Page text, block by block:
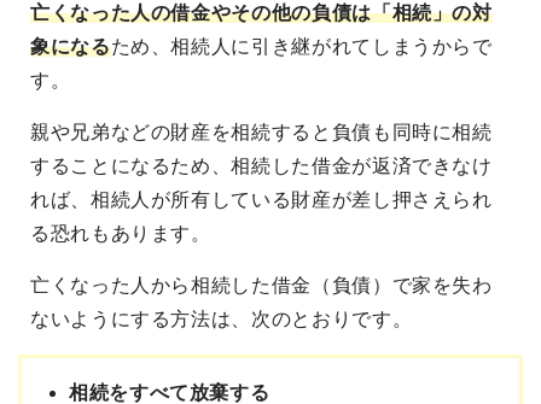
亡くなった人の借金やその他の負債は「相続」の対
象になるため、相続人に引き継がれてしまうからで
す。
親や兄弟などの財産を相続すると負債も同時に相続
することになるため、相続した借金が返済できなけ
れば、相続人が所有している財産が差し押さえられ
る恐れもあります。
亡くなった人から相続した借金（負債）で家を失わ
ないようにする方法は、次のとおりです。
相続をすべて放棄する